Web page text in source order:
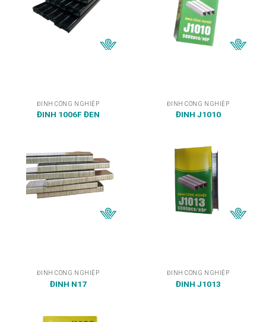
ĐINH CÔNG NGHIỆP
ĐINH 1006F ĐEN
ĐINH CÔNG NGHIỆP
ĐINH J1010
ĐINH CÔNG NGHIỆP
ĐINH N17
ĐINH CÔNG NGHIỆP
ĐINH J1013